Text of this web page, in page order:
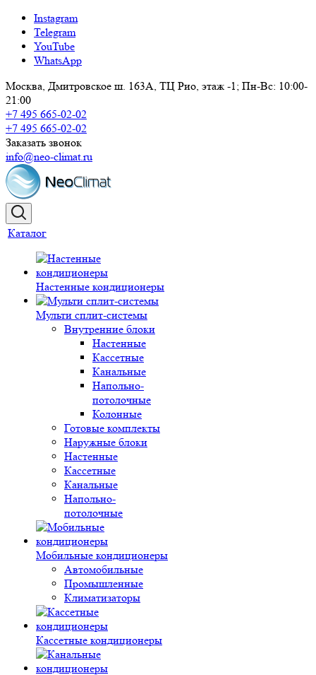
Instagram
Telegram
YouTube
WhatsApp
Москва, Дмитровское ш. 163А, ТЦ Рио, этаж -1; Пн-Вс: 10:00-
21:00
+7 495 665-02-02
+7 495 665-02-02
Заказать звонок
info@neo-climat.ru
Каталог
Настенные кондиционеры
Мульти сплит-системы
Внутренние блоки
Настенные
Кассетные
Канальные
Напольно-
потолочные
Колонные
Готовые комплекты
Наружные блоки
Настенные
Кассетные
Канальные
Напольно-
потолочные
Мобильные кондиционеры
Автомобильные
Промышленные
Климатизаторы
Кассетные кондиционеры